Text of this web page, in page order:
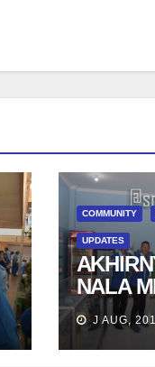
COMMUNITY
UPDATES
NALA
NALA
J AUG,